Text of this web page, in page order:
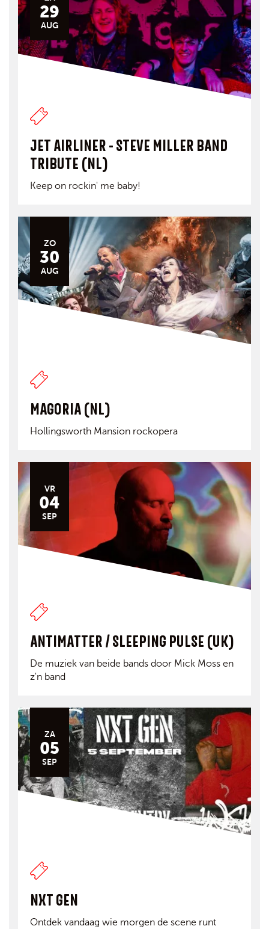
29
AUG
JET AIRLINER - STEVE MILLER BAND
TRIBUTE (NL)
Keep on rockin' me baby!
ZO
30
AUG
MAGORIA (NL)
Hollingsworth Mansion rockopera
VR
04
SEP
ANTIMATTER / SLEEPING PULSE (UK)
De muziek van beide bands door Mick Moss en
z'n band
ZA
05
SEP
NXT GEN
Ontdek vandaag wie morgen de scene runt